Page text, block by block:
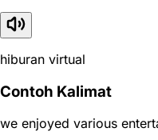
hiburan virtual
Contoh Kalimat
we enjoyed various